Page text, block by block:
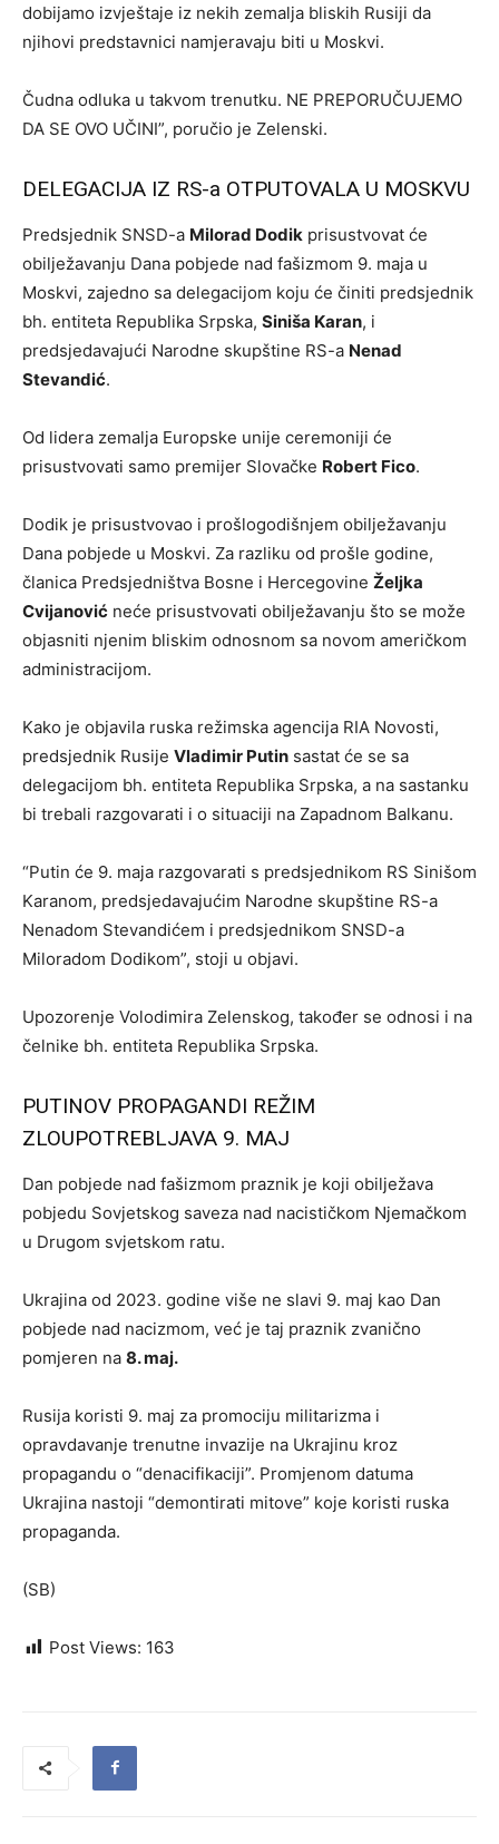
dobijamo izvještaje iz nekih zemalja bliskih Rusiji da
njihovi predstavnici namjeravaju biti u Moskvi.
Čudna odluka u takvom trenutku. NE PREPORUČUJEMO
DA SE OVO UČINI”, poručio je Zelenski.
DELEGACIJA IZ RS-a OTPUTOVALA U MOSKVU
Predsjednik SNSD-a Milorad Dodik prisustvovat će
obilježavanju Dana pobjede nad fašizmom 9. maja u
Moskvi, zajedno sa delegacijom koju će činiti predsjednik
bh. entiteta Republika Srpska, Siniša Karan, i
predsjedavajući Narodne skupštine RS-a Nenad
Stevandić.
Od lidera zemalja Europske unije ceremoniji će
prisustvovati samo premijer Slovačke Robert Fico.
Dodik je prisustvovao i prošlogodišnjem obilježavanju
Dana pobjede u Moskvi. Za razliku od prošle godine,
članica Predsjedništva Bosne i Hercegovine Željka
Cvijanović neće prisustvovati obilježavanju što se može
objasniti njenim bliskim odnosnom sa novom američkom
administracijom.
Kako je objavila ruska režimska agencija RIA Novosti,
predsjednik Rusije Vladimir Putin sastat će se sa
delegacijom bh. entiteta Republika Srpska, a na sastanku
bi trebali razgovarati i o situaciji na Zapadnom Balkanu.
“Putin će 9. maja razgovarati s predsjednikom RS Sinišom
Karanom, predsjedavajućim Narodne skupštine RS-a
Nenadom Stevandićem i predsjednikom SNSD-a
Miloradom Dodikom”, stoji u objavi.
Upozorenje Volodimira Zelenskog, također se odnosi i na
čelnike bh. entiteta Republika Srpska.
PUTINOV PROPAGANDI REŽIM
ZLOUPOTREBLJAVA 9. MAJ
Dan pobjede nad fašizmom praznik je koji obilježava
pobjedu Sovjetskog saveza nad nacističkom Njemačkom
u Drugom svjetskom ratu.
Ukrajina od 2023. godine više ne slavi 9. maj kao Dan
pobjede nad nacizmom, već je taj praznik zvanično
pomjeren na 8. maj.
Rusija koristi 9. maj za promociju militarizma i
opravdavanje trenutne invazije na Ukrajinu kroz
propagandu o “denacifikaciji”. Promjenom datuma
Ukrajina nastoji “demontirati mitove” koje koristi ruska
propaganda.
(SB)
Post Views: 163